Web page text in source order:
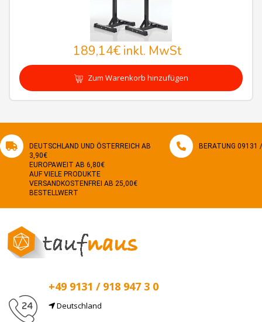
189,14€inkl. MwSt
Zum Warenkorb hinzufügen
DEUTSCHLAND UND ÖSTERREICH AB
3,90€
EUROPAWEIT AB 6,80€
AUF VIELE PRODUKTE
VERSANDKOSTENFREI AB 25,00€
BESTELLWERT
BERATUNG 09131
+49 9131 / 918 947 3 0
Deutschland